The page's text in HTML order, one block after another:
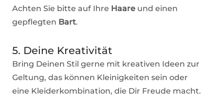
Achten Sie bitte auf Ihre Haare und einen
gepflegten Bart.
5. Deine Kreativität
Bring Deinen Stil gerne mit kreativen Ideen zur
Geltung, das können Kleinigkeiten sein oder
eine Kleiderkombination, die Dir Freude macht.